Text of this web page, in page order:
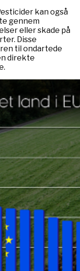
kan også
gennem
eller skade på
Disse
til ondartede
direkte